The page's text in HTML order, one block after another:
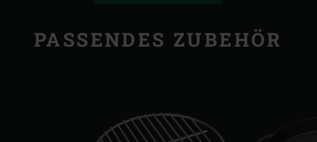
PASSENDES ZUBEHÖR